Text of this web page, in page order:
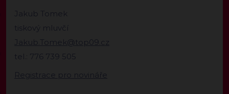
Jakub Tomek
tiskový mluvčí
Jakub.Tomek@top09.cz
tel.: 776 739 505
Registrace pro novináře